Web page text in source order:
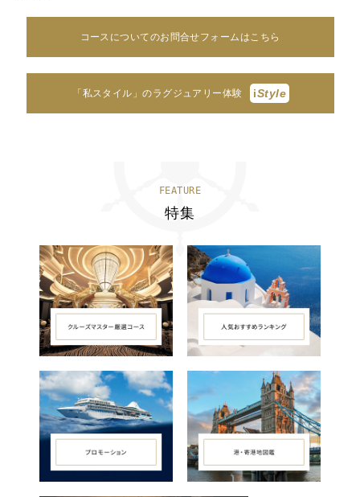
コースについてのお問合せフォームはこちら
「私スタイル」のラグジュアリー体験 iStyle
FEATURE
特集